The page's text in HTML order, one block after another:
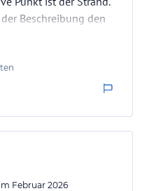
Beschreibung den
genutzt. Reklamation
Februar 2026